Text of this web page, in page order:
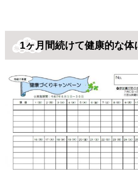
1ヶ月間続けて健康的な体